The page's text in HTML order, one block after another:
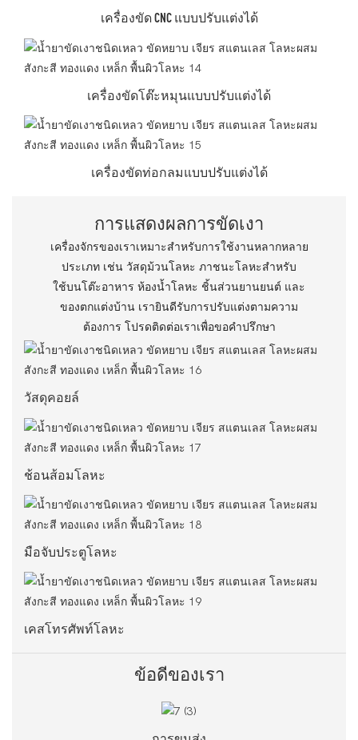
เครื่องขัด CNC แบบปรับแต่งได้
เครื่องขัดโต๊ะหมุนแบบปรับแต่งได้
เครื่องขัดท่อกลมแบบปรับแต่งได้
การแสดงผลการขัดเงา
เครื่องจักรของเราเหมาะสำหรับการใช้งานหลากหลาย
ประเภท เช่น วัสดุม้วนโลหะ ภาชนะโลหะสำหรับ
ใช้บนโต๊ะอาหาร ห้องน้ำโลหะ ชิ้นส่วนยานยนต์ และ
ของตกแต่งบ้าน เรายินดีรับการปรับแต่งตามความ
ต้องการ โปรดติดต่อเราเพื่อขอคำปรึกษา
วัสดุคอยล์
ช้อนส้อมโลหะ
มือจับประตูโลหะ
เคสโทรศัพท์โลหะ
ข้อดีของเรา